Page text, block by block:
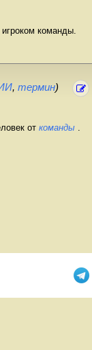
команды.
, термин)
от команды